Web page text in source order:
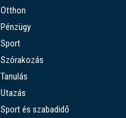
Otthon
Pénzügy
Sport
Szórakozás
Tanulás
Utazás
Sport és szabadidő